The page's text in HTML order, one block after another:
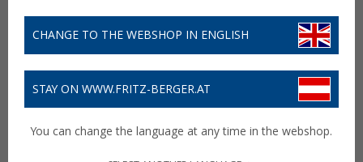
Campingplätze
DCC Campingführer
Campingplätze in 37
CHANGE TO THE WEBSHOP IN ENGLISH
STAY ON WWW.FRITZ-BERGER.AT
You can change the language at any time in the webshop.